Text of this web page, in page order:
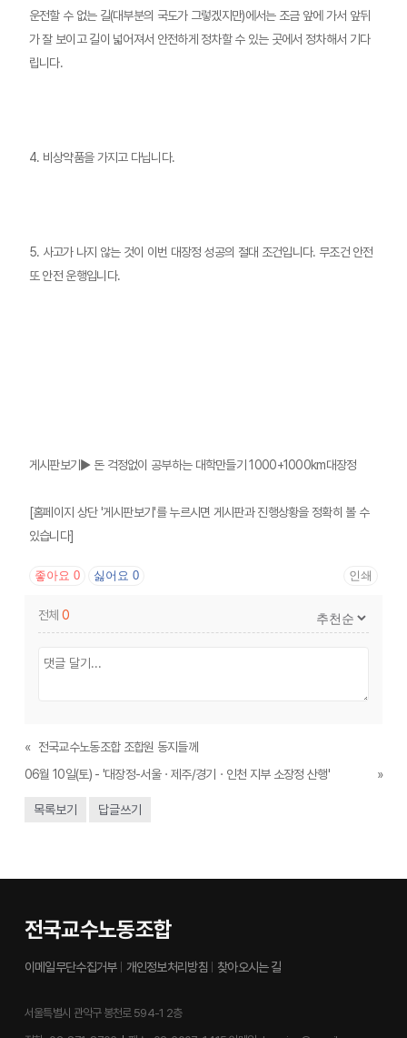
운전할 수 없는 길(대부분의 국도가 그렇겠지만)에서는 조금 앞에 가서 앞뒤
가 잘 보이고 길이 넓어져서 안전하게 정차할 수 있는 곳에서 정차해서 기다
립니다.
4. 비상약품을 가지고 다닙니다.
5. 사고가 나지 않는 것이 이번 대장정 성공의 절대 조건입니다. 무조건 안전
또 안전 운행입니다.
게시판보기▶ 돈 걱정없이 공부하는 대학만들기 1000+1000km대장정
[홈페이지 상단 '게시판보기'를 누르시면 게시판과 진행상황을 정확히 볼 수
있습니다]
좋아요 0 싫어요0 인쇄
전체 0
«
전국교수노동조합 조합원 동지들께
06월 10일(토) - '대장정-서울ㆍ제주/경기ㆍ인천 지부 소장정 산행'
»
목록보기 답글쓰기
전국교수노동조합
이메일무단수집거부 개인정보처리방침 찾아오시는 길
서울특별시 관악구 봉천로 594-1 2층